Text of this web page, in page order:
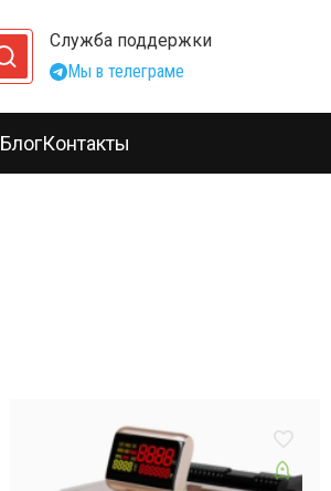
Служба поддержки
Мы в телеграме
БлогКонтакты